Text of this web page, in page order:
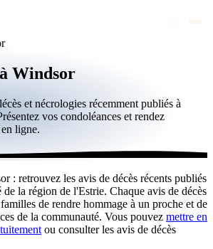
Windsor
et nécrologies récemment publiés à
vos condoléances et rendez
ligne.
: retrouvez les avis de décès récents publiés
la région de l'Estrie. Chaque avis de décès
de rendre hommage à un proche et de
de la communauté. Vous pouvez mettre en
ou consulter les avis de décès